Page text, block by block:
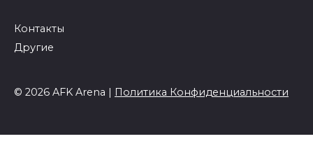
Контакты
Другие
© 2026 AFK Arena | Политика Конфиденциальности